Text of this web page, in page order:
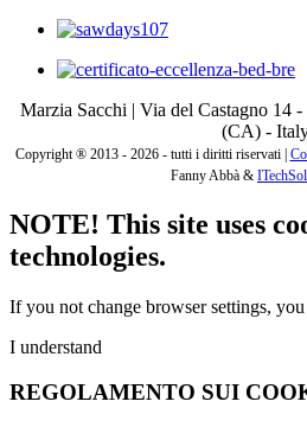
Marzia Sacchi | Via del Castagno 14
(CA) -
Copyright ® 2013 - 2026 - tutti i diritti riservati |
Fanny Abbà &
NOTE! This site uses
technologies.
If you not change browser settings,
I understand
REGOLAMENTO SUI